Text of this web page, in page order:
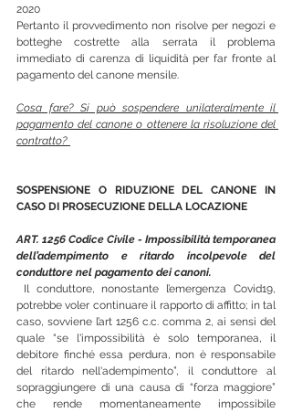
2020
Pertanto il provvedimento non risolve per negozi e
botteghe costrette alla serrata il problema
immediato di carenza di liquidità per far fronte al
pagamento del canone mensile.
Cosa fare? Si può sospendere unilateralmente il
pagamento del canone o ottenere la risoluzione del
contratto?
SOSPENSIONE O RIDUZIONE DEL CANONE IN
CASO DI PROSECUZIONE DELLA LOCAZIONE
ART. 1256 Codice Civile - Impossibilità temporanea
dell’adempimento e ritardo incolpevole del
conduttore nel pagamento dei canoni.
potrebbe voler continuare il rapporto di affitto; in tal
caso, sovviene l’art 1256 c.c. comma 2, ai sensi del
quale “se l'impossibilità è solo temporanea, il
debitore finché essa perdura, non è responsabile
del ritardo nell'adempimento”, il conduttore al
sopraggiungere di una causa di “forza maggiore”
che rende momentaneamente impossibile